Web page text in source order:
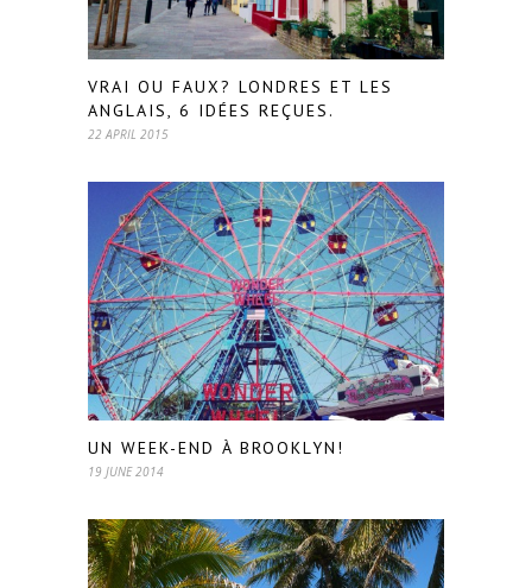
VRAI OU FAUX? LONDRES ET LES
ANGLAIS, 6 IDÉES REÇUES.
22 APRIL 2015
UN WEEK-END À BROOKLYN!
19 JUNE 2014